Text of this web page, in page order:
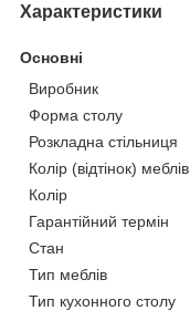
Характеристики
Основні
Виробник
Форма столу
Розкладна стільниця
Колір (відтінок) меблів
Колір
Гарантійний термін
Стан
Тип меблів
Тип кухонного столу